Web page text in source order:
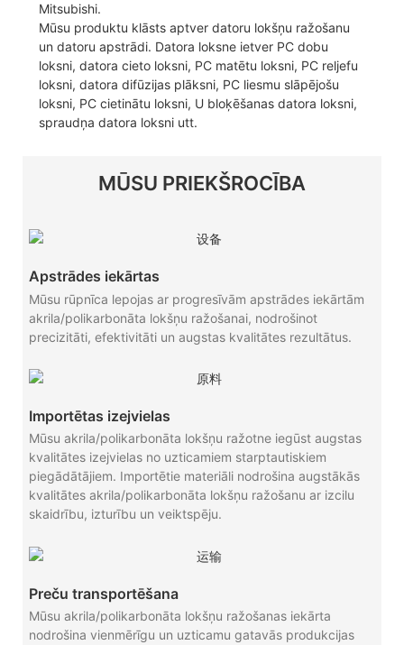
Mitsubishi.
Mūsu produktu klāsts aptver datoru lokšņu ražošanu
un datoru apstrādi. Datora loksne ietver PC dobu
loksni, datora cieto loksni, PC matētu loksni, PC reljefu
loksni, datora difūzijas plāksni, PC liesmu slāpējošu
loksni, PC cietinātu loksni, U bloķēšanas datora loksni,
spraudņa datora loksni utt.
MŪSU PRIEKŠROCĪBA
Apstrādes iekārtas
Mūsu rūpnīca lepojas ar progresīvām apstrādes iekārtām
akrila/polikarbonāta lokšņu ražošanai, nodrošinot
precizitāti, efektivitāti un augstas kvalitātes rezultātus.
Importētas izejvielas
Mūsu akrila/polikarbonāta lokšņu ražotne iegūst augstas
kvalitātes izejvielas no uzticamiem starptautiskiem
piegādātājiem. Importētie materiāli nodrošina augstākās
kvalitātes akrila/polikarbonāta lokšņu ražošanu ar izcilu
skaidrību, izturību un veiktspēju.
Preču transportēšana
Mūsu akrila/polikarbonāta lokšņu ražošanas iekārta
nodrošina vienmērīgu un uzticamu gatavās produkcijas